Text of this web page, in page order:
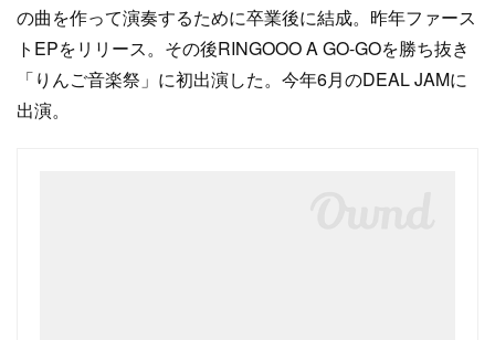
の曲を作って演奏するために卒業後に結成。昨年ファース
トEPをリリース。その後RINGOOO A GO-GOを勝ち抜き
「りんご音楽祭」に初出演した。今年6月のDEAL JAMに
出演。